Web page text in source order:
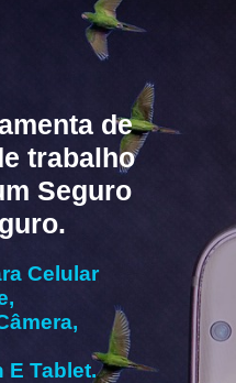
de
trabalho
Seguro
Celular
E Tablet.